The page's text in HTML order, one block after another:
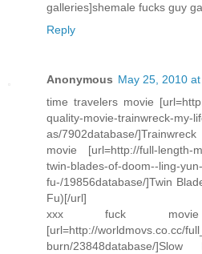
galleries]shemale fucks guy
Reply
Anonymous May 25, 2010
time travelers movie
quality-movie-trainwreck-my-
as/7902database/
movie [url=http://full-length-
twin-blades-of-doom--ling-
fu-/19856database/]Twin
Fu)[/url]
xxx fuck
[url=http://worldmovs.co.cc/
burn/23848database/